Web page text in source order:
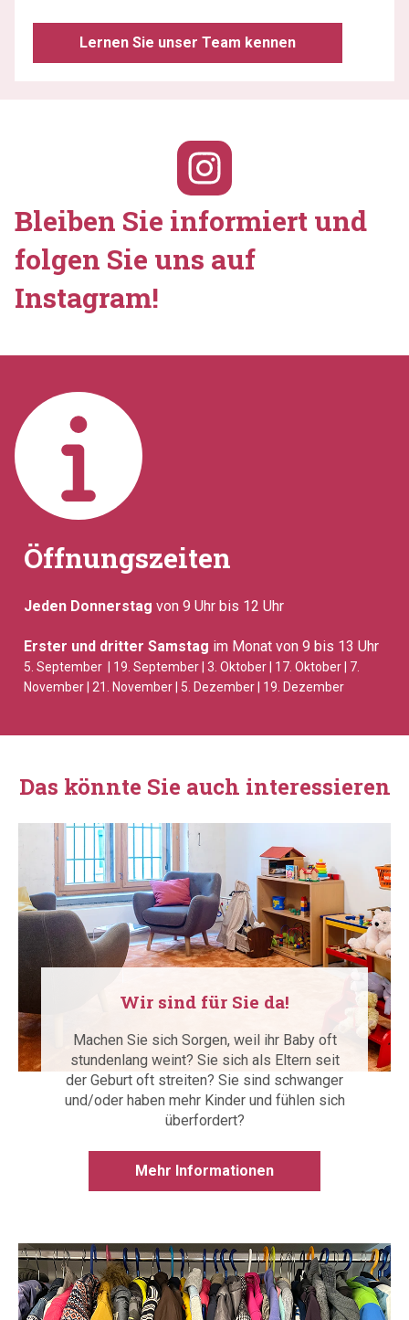
Lernen Sie unser Team kennen
Bleiben Sie informiert und
folgen Sie uns auf
Instagram!
Öffnungszeiten
Jeden Donnerstag von 9 Uhr bis 12 Uhr
Erster und dritter Samstag im Monat von 9 bis 13 Uhr
5. September | 19. September | 3. Oktober | 17. Oktober
| 7.
November | 21. November 5. Dezember | 19. Dezember
Das könnte Sie auch interessieren
Wir sind für Sie da!
Machen Sie sich Sorgen, weil ihr Baby oft
stundenlang weint? Sie sich als Eltern seit
der Geburt oft streiten? Sie sind schwanger
und/oder haben mehr Kinder und fühlen sich
überfordert?
Mehr Informationen